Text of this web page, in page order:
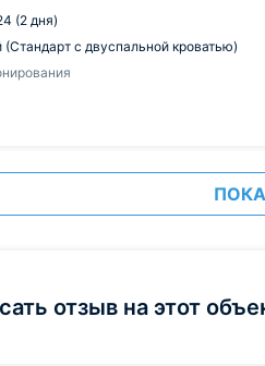
(2 дня)
с двуспальной кроватью)
отзыв на этот